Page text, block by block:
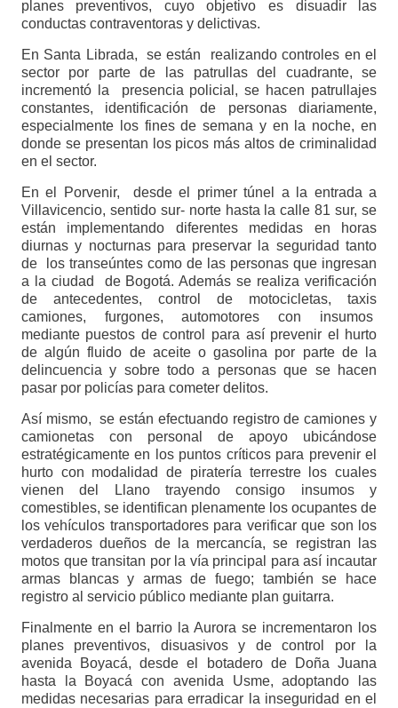
planes preventivos, cuyo objetivo es disuadir las
conductas contraventoras y delictivas.
En Santa Librada, se están realizando controles en el
sector por parte de las patrullas del cuadrante, se
incrementó la presencia policial, se hacen patrullajes
constantes, identificación de personas diariamente,
especialmente los fines de semana y en la noche, en
donde se presentan los picos más altos de criminalidad
en el sector.
En el Porvenir, desde el primer túnel a la entrada a
Villavicencio, sentido sur- norte hasta la calle 81 sur, se
están implementando diferentes medidas en horas
diurnas y nocturnas para preservar la seguridad tanto
de los transeúntes como de las personas que ingresan
a la ciudad de Bogotá. Además se realiza verificación
de antecedentes, control de motocicletas, taxis
camiones, furgones, automotores con insumos
mediante puestos de control para así prevenir el hurto
de algún fluido de aceite o gasolina por parte de la
delincuencia y sobre todo a personas que se hacen
pasar por policías para cometer delitos.
Así mismo, se están efectuando registro de camiones y
camionetas con personal de apoyo ubicándose
estratégicamente en los puntos críticos para prevenir el
hurto con modalidad de piratería terrestre los cuales
vienen del Llano trayendo consigo insumos y
comestibles, se identifican plenamente los ocupantes de
los vehículos transportadores para verificar que son los
verdaderos dueños de la mercancía, se registran las
motos que transitan por la vía principal para así incautar
armas blancas y armas de fuego; también se hace
registro al servicio público mediante plan guitarra.
Finalmente en el barrio la Aurora se incrementaron los
planes preventivos, disuasivos y de control por la
avenida Boyacá, desde el botadero de Doña Juana
hasta la Boyacá con avenida Usme, adoptando las
medidas necesarias para erradicar la inseguridad en el